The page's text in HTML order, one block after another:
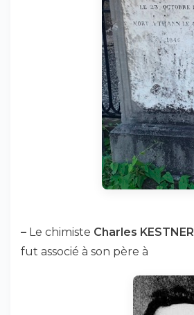
– Le chimiste Charles KESTNER
fut associé à son père à